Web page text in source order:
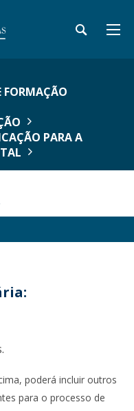
FORMAÇÃO
PARA A
poderá incluir outros
para o processo de